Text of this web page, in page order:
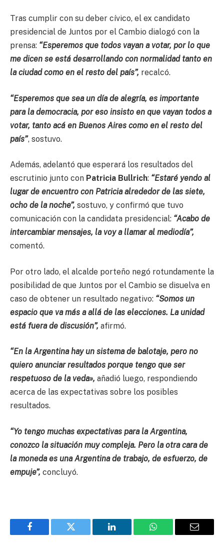
Tras cumplir con su deber cívico, el ex candidato
presidencial de Juntos por el Cambio dialogó con la
prensa: “Esperemos que todos vayan a votar, por lo que
me dicen se está desarrollando con normalidad tanto en
la ciudad como en el resto del país”, recalcó.
“Esperemos que sea un día de alegría, es importante
para la democracia, por eso insisto en que vayan todos a
votar, tanto acá en Buenos Aires como en el resto del
país”, sostuvo.
Además, adelantó que esperará los resultados del
escrutinio junto con Patricia Bullrich: “Estaré yendo al
lugar de encuentro con Patricia alrededor de las siete,
ocho de la noche”, sostuvo, y confirmó que tuvo
comunicación con la candidata presidencial: “Acabo de
intercambiar mensajes, la voy a llamar al mediodía”,
comentó.
Por otro lado, el alcalde porteño negó rotundamente la
posibilidad de que Juntos por el Cambio se disuelva en
caso de obtener un resultado negativo: “Somos un
espacio que va más a allá de las elecciones. La unidad
está fuera de discusión”, afirmó.
“En la Argentina hay un sistema de balotaje, pero no
quiero anunciar resultados porque tengo que ser
respetuoso de la veda», añadió luego, respondiendo
acerca de las expectativas sobre los posibles
resultados.
“Yo tengo muchas expectativas para la Argentina,
conozco la situación muy compleja. Pero la otra cara de
la moneda es una Argentina de trabajo, de esfuerzo, de
empuje”, concluyó.
Facebook Twitter LinkedIn WhatsApp Email